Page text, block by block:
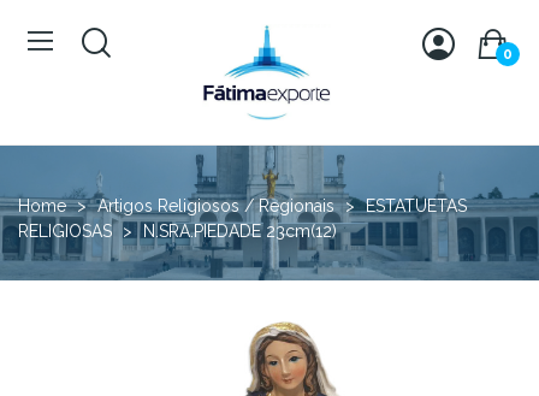
0
Home Artigos Religiosos / Regionais
ESTATUETAS
RELIGIOSAS
N.SRA.PIEDADE 23cm(12)